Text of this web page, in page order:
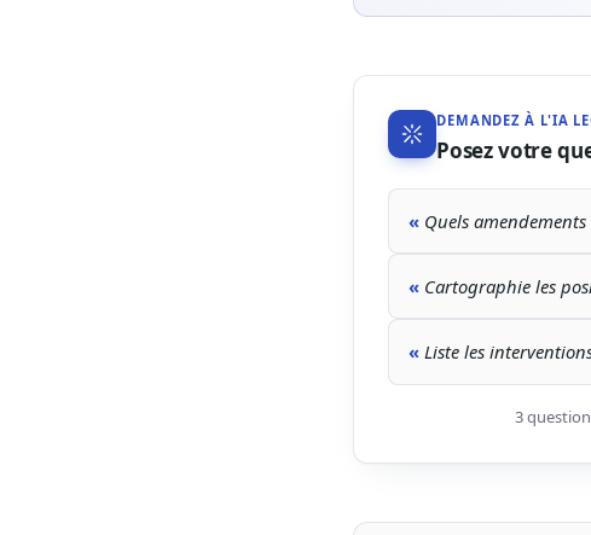
DEMANDEZ À L'IA
Posez votre
Quels
Cartographie les
Liste les
3